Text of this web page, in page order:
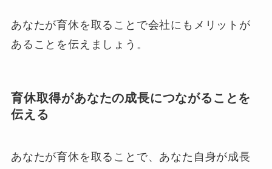
あなたが育休を取ることで会社にもメリットが
あることを伝えましょう。
育休取得があなたの成長につながることを
伝える
あなたが育休を取ることで、あなた自身が成長